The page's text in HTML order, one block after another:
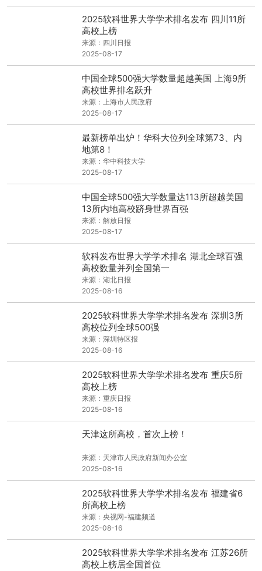
2025软科世界大学学术排名发布 四川11所
高校上榜
来源：四川日报
2025-08-17
中国全球500强大学数量超越美国 上海9所
高校世界排名跃升
来源：上海市人民政府
2025-08-17
最新榜单出炉！华科大位列全球第73、内
地第8！
来源：华中科技大学
2025-08-17
中国全球500强大学数量达113所超越美国
13所内地高校跻身世界百强
来源：解放日报
2025-08-17
软科发布世界大学学术排名 湖北全球百强
高校数量并列全国第一
来源：湖北日报
2025-08-16
2025软科世界大学学术排名发布 深圳3所
高校位列全球500强
来源：深圳特区报
2025-08-16
2025软科世界大学学术排名发布 重庆5所
高校上榜
来源：重庆日报
2025-08-16
天津这所高校，首次上榜！
来源：天津市人民政府新闻办公室
2025-08-16
2025软科世界大学学术排名发布 福建省6
所高校上榜
来源：央视网-福建频道
2025-08-16
2025软科世界大学学术排名发布 江苏26所
高校上榜居全国首位